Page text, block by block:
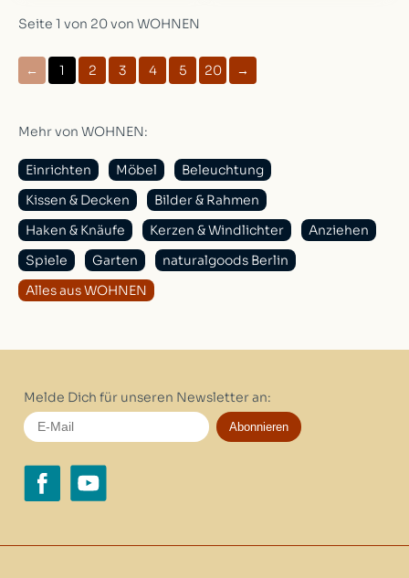
Seite 1 von 20 von WOHNEN
← 1 2 3 4 5 20 →
Mehr von WOHNEN:
Einrichten Möbel
Beleuchtung
Kissen & Decken
Bilder & Rahmen
Haken & Knäufe
Kerzen & Windlichter
Anziehen
Spiele
Garten
naturalgoods Berlin
Alles aus WOHNEN
Melde Dich für unseren Newsletter an:
Abonnieren